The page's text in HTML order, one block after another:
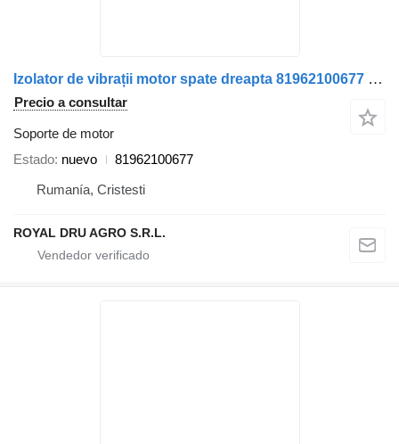
Izolator de vibrații motor spate dreapta 81962100677 soporte de motor para MAN camión
Precio a consultar
Soporte de motor
Estado nuevo
81962100677
Rumanía, Cristesti
ROYAL DRU AGRO S.R.L.